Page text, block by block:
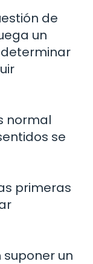
de
un
normal
se
primeras
un